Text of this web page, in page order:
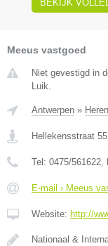
BEKIJK
Meeus vastgoed
Niet gevestigd in
Luik.
Antwerpen »
Hellekensstraat 55
Tel: 0475/561622,
E-mail › Meeus
Website: http://
Nationaal &